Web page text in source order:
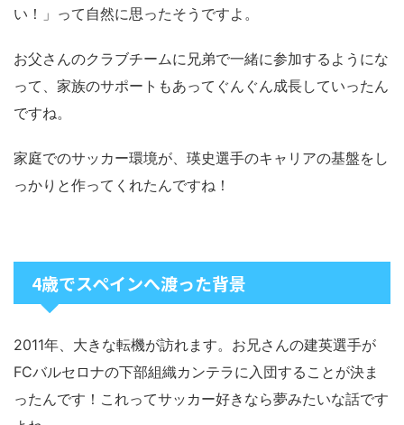
い！」って自然に思ったそうですよ。
お父さんのクラブチームに兄弟で一緒に参加するようにな
って、家族のサポートもあってぐんぐん成長していったん
ですね。
家庭でのサッカー環境が、瑛史選手のキャリアの基盤をし
っかりと作ってくれたんですね！
4歳でスペインへ渡った背景
2011年、大きな転機が訪れます。お兄さんの建英選手が
FCバルセロナの下部組織カンテラに入団することが決ま
ったんです！これってサッカー好きなら夢みたいな話です